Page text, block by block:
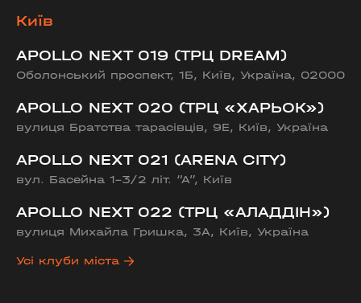
Київ
APOLLO NEXT 019 (ТРЦ DREAM)
Оболонський проспект, 1Б, Київ, Україна, 02000
APOLLO NEXT 020 (ТРЦ «ХАРЬОК»)
вулиця Братства тарасівців, 9Е, Київ, Україна
APOLLO NEXT 021 (ARENA CITY)
вул. Басейна 1-3/2 літ. “А”, Київ
APOLLO NEXT 022 (ТРЦ «АЛАДДІН»)
вулиця Михайла Гришка, 3А, Київ, Україна
Усі клуби міста